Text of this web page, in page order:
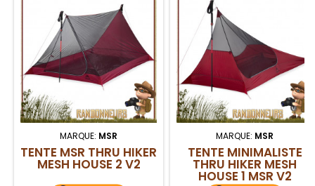
pour la
randonnée
légère et le
trek. En forme
de "clou", ce
piquet de
tente avec
noyau en fibre
de carbone
pour sols durs
résistera
longtemps
MARQUE: MSR
TENTE MSR THRU HIKER
MESH HOUSE 2 V2
MARQUE: MSR
TENTE MINIMALISTE
THRU HIKER MESH
HOUSE 1 MSR V2